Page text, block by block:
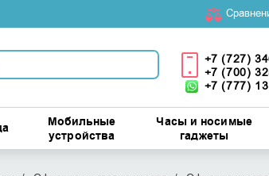
+7 (727)
+7 (700)
+7 (777)
Мобильные
устройства
Часы и носимые
гаджеты